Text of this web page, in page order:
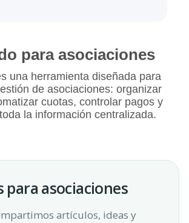
para asociaciones
una herramienta diseñada para
de asociaciones: organizar
cuotas, controlar pagos y
la información centralizada.
para asociaciones
artículos, ideas y